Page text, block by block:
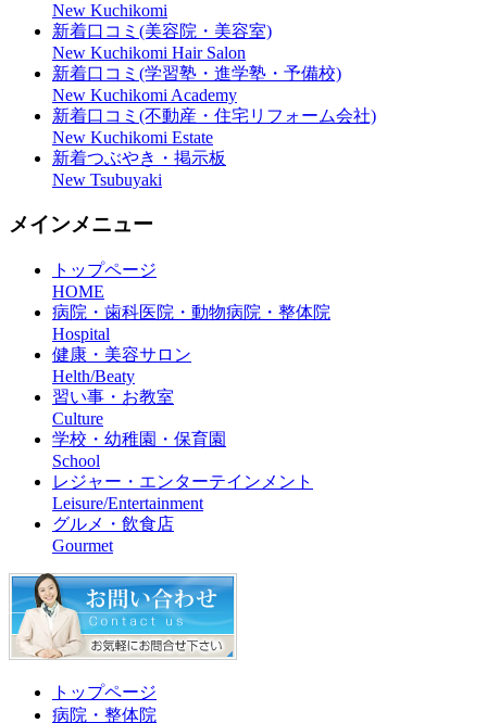
New Kuchikomi
新着口コミ(美容院・美容室)
New Kuchikomi Hair Salon
新着口コミ(学習塾・進学塾・予備校)
New Kuchikomi Academy
新着口コミ(不動産・住宅リフォーム会社)
New Kuchikomi Estate
新着つぶやき・掲示板
New Tsubuyaki
メインメニュー
トップページ
HOME
病院・歯科医院・動物病院・整体院
Hospital
健康・美容サロン
Helth/Beaty
習い事・お教室
Culture
学校・幼稚園・保育園
School
レジャー・エンターテインメント
Leisure/Entertainment
グルメ・飲食店
Gourmet
トップページ
病院・整体院